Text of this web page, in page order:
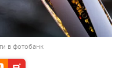
в фотобанк